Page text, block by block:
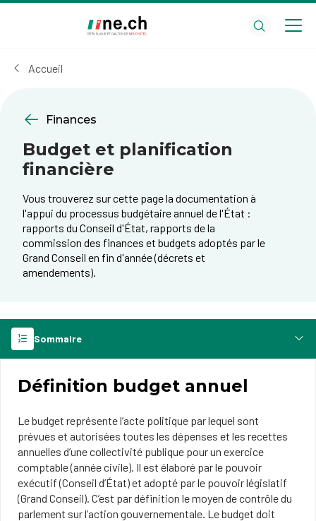
cookies
Accueil
Finances
Budget et planification
financière
Vous trouverez sur cette page la documentation à
l'appui du processus budgétaire annuel de l'État :
rapports du Conseil d'État, rapports de la
commission des finances et budgets adoptés par le
Grand Conseil en fin d'année (décrets et
amendements).
Sommaire
Définition budget annuel
Le budget représente l’acte politique par lequel sont
prévues et autorisées toutes les dépenses et les recettes
annuelles d’une collectivité publique pour un exercice
comptable (année civile). Il est élaboré par le pouvoir
exécutif (Conseil d’État) et adopté par le pouvoir législatif
(Grand Conseil). C’est par définition le moyen de contrôle du
parlement sur l’action gouvernementale. Le budget doit